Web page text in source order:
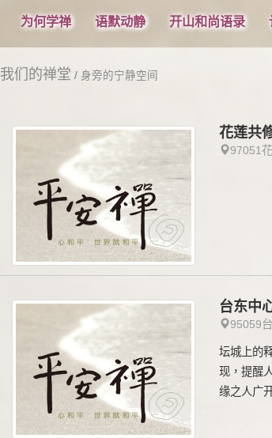
为何学禅 语默动静 开山和尚语录
我们的禅堂 / 身旁的宁静空间
花莲共
97051
台东中
95059
坛城上的
现，提醒
缘之人广